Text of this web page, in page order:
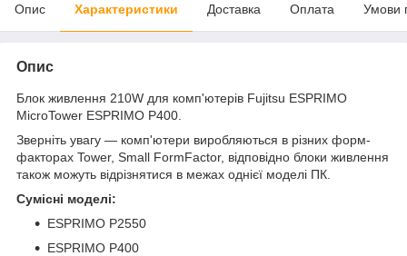
Опис Характеристики Доставка Оплата Умови
Опис
Блок живлення 210W для комп'ютерів Fujitsu ESPRIMO
MicroTower ESPRIMO P400.
Зверніть увагу — комп'ютери виробляються в різних форм-
факторах Tower, Small FormFactor, відповідно блоки живлення
також можуть відрізнятися в межах однієї моделі ПК.
Сумісні моделі:
ESPRIMO P2550
ESPRIMO P400